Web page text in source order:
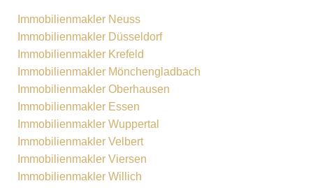
Immobilienmakler Neuss
Immobilienmakler Düsseldorf
Immobilienmakler Krefeld
Immobilienmakler Mönchengladbach
Immobilienmakler Oberhausen
Immobilienmakler Essen
Immobilienmakler Wuppertal
Immobilienmakler Velbert
Immobilienmakler Viersen
Immobilienmakler Willich